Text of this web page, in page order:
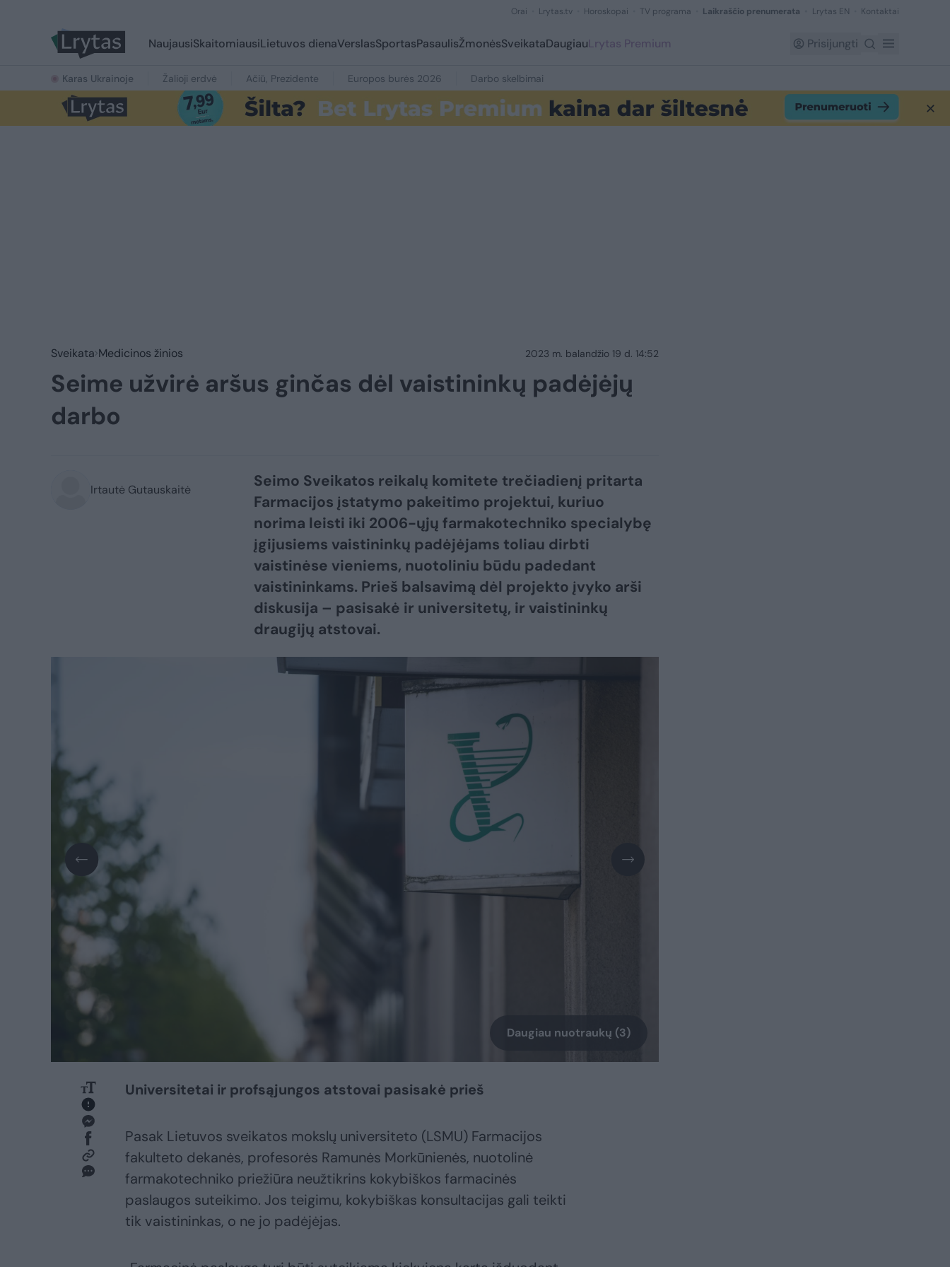
Orai Lrytas.tv Horoskopai TV programa Laikraščio prenumerata Lrytas EN Kontaktai
NaujausiSkaitomiausiLietuvos dienaVerslasSportasPasaulisŽmonėsSveikataDaugiauLrytas Premium Prisijungti
Karas Ukrainoje Žalioji erdvė Ačiū, Prezidente Europos burės 2026 Darbo skelbimai
Sveikata Medicinos žinios 2023 m. balandžio 19 d. 14:52
Seime užvirė aršus ginčas dėl vaistininkų padėjėjų
darbo
Irtautė Gutauskaitė
Seimo Sveikatos reikalų komitete trečiadienį pritarta
Farmacijos įstatymo pakeitimo projektui, kuriuo
norima leisti iki 2006-ųjų farmakotechniko specialybę
įgijusiems vaistininkų padėjėjams toliau dirbti
vaistinėse vieniems, nuotoliniu būdu padedant
vaistininkams. Prieš balsavimą dėl projekto įvyko arši
diskusija – pasisakė ir universitetų, ir vaistininkų
draugijų atstovai.
Daugiau nuotraukų (3)
Universitetai ir profsąjungos atstovai pasisakė prieš
Pasak Lietuvos sveikatos mokslų universiteto (LSMU) Farmacijos
fakulteto dekanės, profesorės Ramunės Morkūnienės, nuotolinė
farmakotechniko priežiūra neužtikrins kokybiškos farmacinės
paslaugos suteikimo. Jos teigimu, kokybiškas konsultacijas gali teikti
tik vaistininkas, o ne jo padėjėjas.